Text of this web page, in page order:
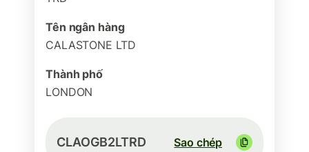
Tên ngân hàng
CALASTONE LTD
Thành phố
LONDON
CLAOGB2LTRD Sao chép